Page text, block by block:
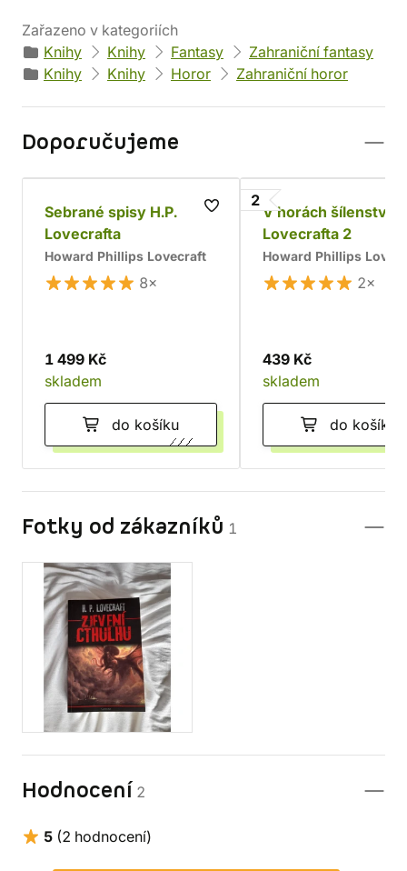
Zařazeno v kategoriích
Knihy
Knihy Fantasy
Zahraniční fantasy
Knihy
Knihy Horor Zahraniční horor
Doporučujeme
Sebrané spisy H.P.
Lovecrafta
Howard Phillips Lovecraft
8×
1 499 Kč
skladem
do košíku
2
V horách šílenství
Lovecrafta 2
Howard Phillips
2×
439 Kč
skladem
do košíku
Fotky od zákazníků 1
Hodnocení 2
5 (2 hodnocení)